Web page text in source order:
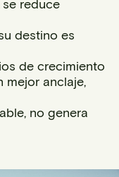
reduce
destino es
de crecimiento
mejor anclaje,
no genera